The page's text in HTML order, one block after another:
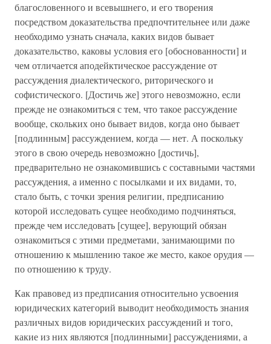
благословенного и всевышнего, и его творения
посредством доказательства предпочтительнее или даже
необходимо узнать сначала, каких видов бывает
доказательство, каковы условия его [обоснованности] и
чем отличается аподейктическое рассуждение от
рассуждения диалектического, риторического и
софистического. [Достичь же] этого невозможно, если
прежде не ознакомиться с тем, что такое рассуждение
вообще, скольких оно бывает видов, когда оно бывает
[подлинным] рассуждением, когда — нет. А поскольку
этого в свою очередь невозможно [достичь],
предварительно не ознакомившись с составными частями
рассуждения, а именно с посылками и их видами, то,
стало быть, с точки зрения религии, предписанию
которой исследовать сущее необходимо подчиняться,
прежде чем исследовать [сущее], верующий обязан
ознакомиться с этими предметами, занимающими по
отношению к мышлению такое же место, какое орудия —
по отношению к труду.
Как правовед из предписания относительно усвоения
юридических категорий выводит необходимость знания
различных видов юридических рассуждений и того,
какие из них являются [подлинными] рассуждениями, а